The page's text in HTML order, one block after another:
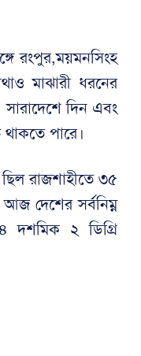
রংপুর,ময়মনসিংহ
মাঝারী ধরনের
সারাদেশে দিন এবং
থাকতে পারে।
ছিল রাজশাহীতে ৩৫
দেশের সর্বনিম্ন
দশমিক ২ ডিগ্রি